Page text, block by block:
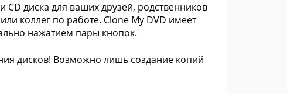
диска для ваших друзей, родственников
коллег по работе. Clone My DVD имеет
нажатием пары кнопок.
дисков! Возможно лишь создание копий